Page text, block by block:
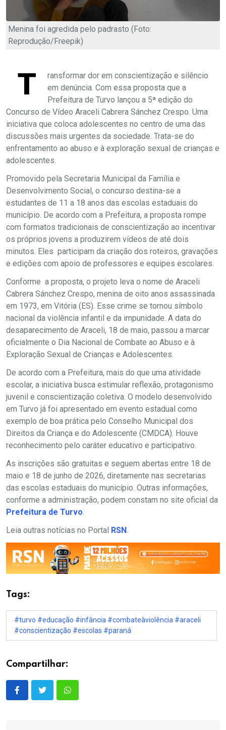
Menina foi agredida pelo padrasto (Foto:
Reprodução/Freepik)
T
ransformar dor em conscientização e silêncio
em denúncia. Com essa proposta que a
Prefeitura de Turvo lançou a 5ª edição do
Concurso de Vídeo Araceli Cabrera Sánchez Crespo. Uma
iniciativa que coloca adolescentes no centro de uma das
discussões mais urgentes da sociedade. Trata-se do
enfrentamento ao abuso e à exploração sexual de crianças e
adolescentes.
Promovido pela Secretaria Municipal da Família e
Desenvolvimento Social, o concurso destina-se a
estudantes de 11 a 18 anos das escolas estaduais do
município. De acordo com a Prefeitura, a proposta rompe
com formatos tradicionais de conscientização ao incentivar
os próprios jovens a produzirem vídeos de até dois
minutos. Eles participam da criação dos roteiros, gravações
e edições com apoio de professores e equipes escolares.
Conforme a proposta, o projeto leva o nome de Araceli
Cabrera Sánchez Crespo, menina de oito anos assassinada
em 1973, em Vitória (ES). Esse crime se tornou símbolo
nacional da violência infantil e da impunidade. A data do
desaparecimento de Araceli, 18 de maio, passou a marcar
oficialmente o Dia Nacional de Combate ao Abuso e à
Exploração Sexual de Crianças e Adolescentes.
De acordo com a Prefeitura, mais do que uma atividade
escolar, a iniciativa busca estimular reflexão, protagonismo
juvenil e conscientização coletiva. O modelo desenvolvido
em Turvo já foi apresentado em evento estadual como
exemplo de boa prática pelo Conselho Municipal dos
Direitos da Criança e do Adolescente (CMDCA). Houve
reconhecimento pelo caráter educativo e participativo.
As inscrições são gratuitas e seguem abertas entre 18 de
maio e 18 de junho de 2026, diretamente nas secretarias
das escolas estaduais do município. Outras informações,
conforme a administração, podem constam no site oficial da
Prefeitura de Turvo
Leia outras notícias no Portal RSN
Tags:
#turvo #educação #infância #combateàviolência #araceli
#conscientização #escolas #paraná
Compartilhar: